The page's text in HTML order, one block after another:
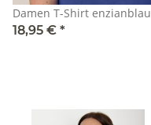
Damen T-Shirt enzianblau
18,95 € *